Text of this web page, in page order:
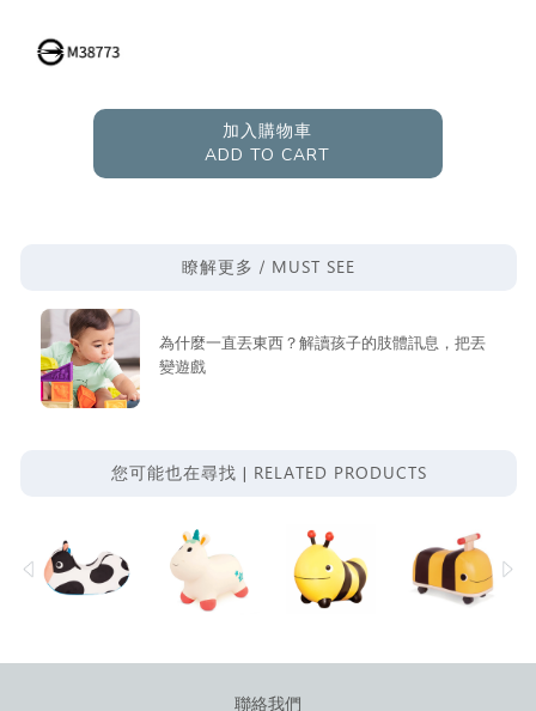
加入購物車
ADD TO CART
瞭解更多 / MUST SEE
為什麼一直丟東西？解讀孩子的肢體訊息，把丟
變遊戲
您可能也在尋找 | RELATED PRODUCTS
聯絡我們